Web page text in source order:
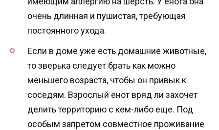
очень длинная и пушистая, требующая
постоянного ухода.
Если в доме уже есть домашние животные,
то зверька следует брать как можно
меньшего возраста, чтобы он привык к
соседям. Взрослый енот вряд ли захочет
делить территорию с кем-либо еще. Под
особым запретом совместное проживание